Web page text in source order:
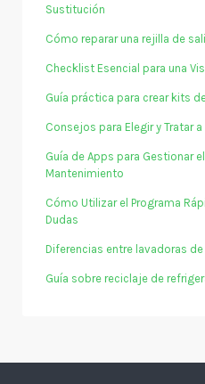
Sustitución
Cómo reparar una rejilla de
Checklist Esencial para una
Guía práctica para crear kits
Consejos para Elegir y Tratar
Guía de Apps para Gestionar
Mantenimiento
Cómo Utilizar el Programa
Dudas
Diferencias entre lavadoras
Guía sobre reciclaje de